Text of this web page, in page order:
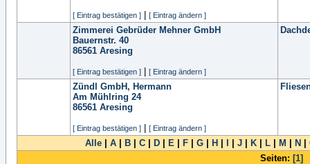
[ Eintrag bestätigen ] [ Eintrag ändern ]
Zimmerei Gebrüder Mehner GmbH
Bauernstr. 40
86561 Aresing
[ Eintrag bestätigen ] [ Eintrag ändern ]
Zündl GmbH, Hermann
Am Mühlring 24
86561 Aresing
[ Eintrag bestätigen ] [ Eintrag ändern ]
Alle A B C D E F G H J K L M N
Seiten: [1]